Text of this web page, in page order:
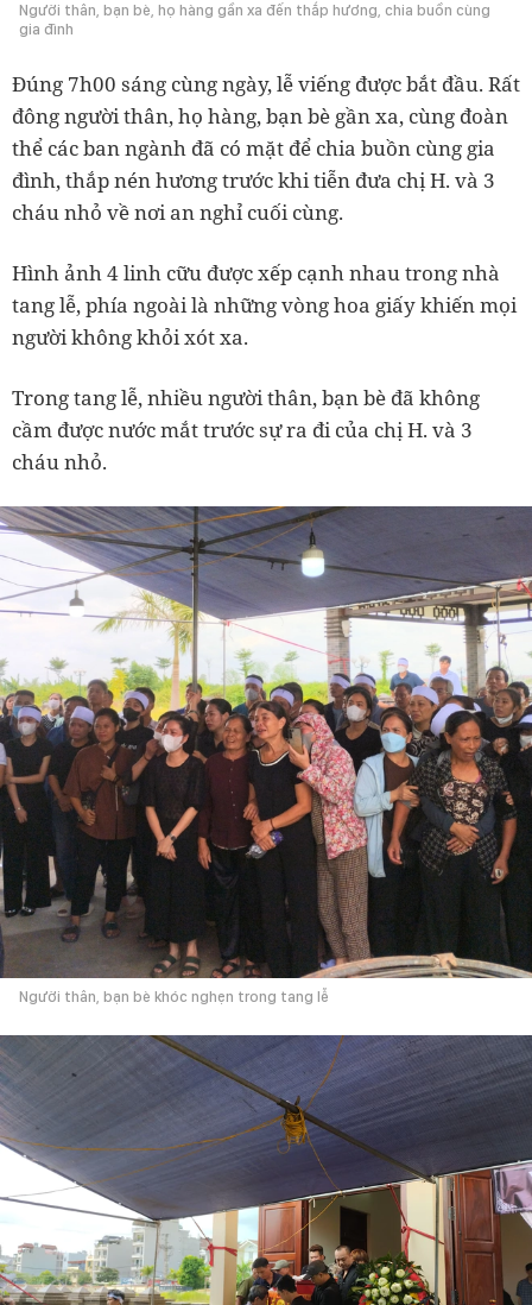
Người thân, bạn bè, họ hàng gần xa đến thắp hương, chia buồn cùng
gia đình
Đúng 7h00 sáng cùng ngày, lễ viếng được bắt đầu. Rất
đông người thân, họ hàng, bạn bè gần xa, cùng đoàn
thể các ban ngành đã có mặt để chia buồn cùng gia
đình, thắp nén hương trước khi tiễn đưa chị H. và 3
cháu nhỏ về nơi an nghỉ cuối cùng.
Hình ảnh 4 linh cữu được xếp cạnh nhau trong nhà
tang lễ, phía ngoài là những vòng hoa giấy khiến mọi
người không khỏi xót xa.
Trong tang lễ, nhiều người thân, bạn bè đã không
cầm được nước mắt trước sự ra đi của chị H. và 3
cháu nhỏ.
Người thân, bạn bè khóc nghẹn trong tang lễ